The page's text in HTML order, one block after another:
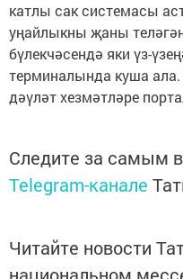
катлы сак системасы
уңайлыкны җаны
бүлекчәсендә яки үз-
терминалында куша
дәүләт хезмәтләре
Следите за самым
Telegram-канале
Читайте новости